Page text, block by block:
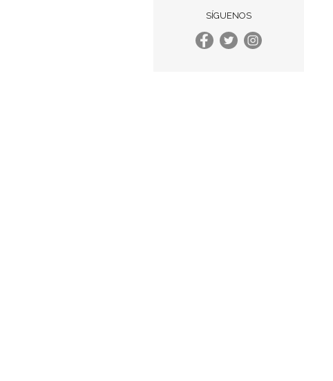
SÍGUENOS
Facebook
Twitter